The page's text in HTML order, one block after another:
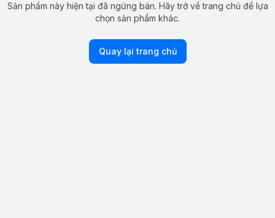
Sản phẩm này hiện tại đã ngừng bán. Hãy trở về trang chủ để lựa
chọn sản phẩm khác.
Quay lại trang chủ